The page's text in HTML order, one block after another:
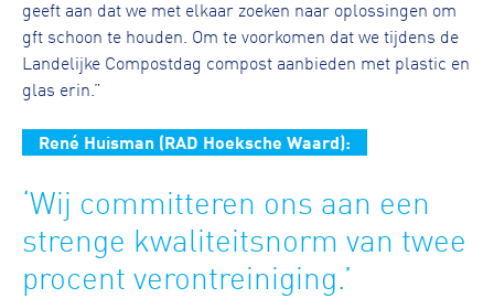
geeft aan dat we met elkaar zoeken naar oplossingen om
gft schoon te houden. Om te voorkomen dat we tijdens de
Landelijke Compostdag compost aanbieden met plastic en
glas erin.”
René Huisman (RAD Hoeksche Waard):
‘Wij committeren ons aan een
strenge kwaliteitsnorm van twee
procent verontreiniging.’